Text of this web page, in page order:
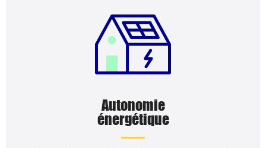
Autonomie
énergétique